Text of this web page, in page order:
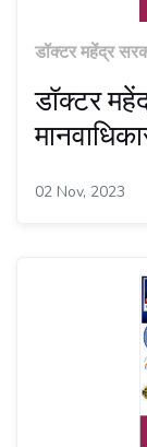
डॉक्टर महेंद्र
डॉक्टर
02 Nov, 2023